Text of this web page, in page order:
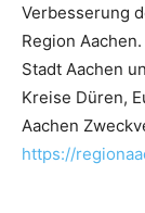
Verbesserung
Region
Stadt Aachen
Kreise Düren,
Aachen
https://